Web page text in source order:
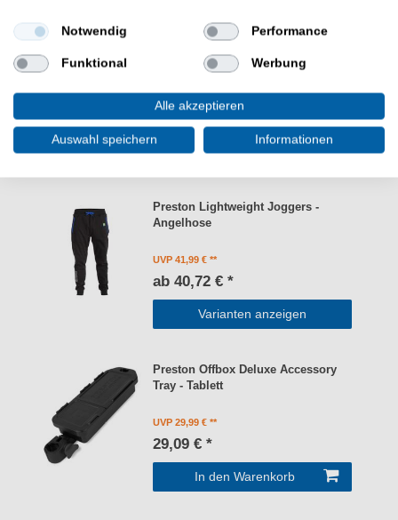
Günstig Lightweight White Raglan T-Shirt online kaufen
und sparen. Preston Kleidung zum Angeln. - HIER
Angelshirt bestellen.
WEITERE INTERESSANTE ARTIKEL
Preston Lightweight Joggers -
Angelhose
UVP 41,99 €
ab 40,72 € *
Varianten anzeigen
Preston Offbox Deluxe Accessory
Tray - Tablett
UVP 29,99 €
29,09 € *
In den Warenkorb
Notwendig Performance
Funktional Werbung
Alle akzeptieren
Auswahl speichern Informationen